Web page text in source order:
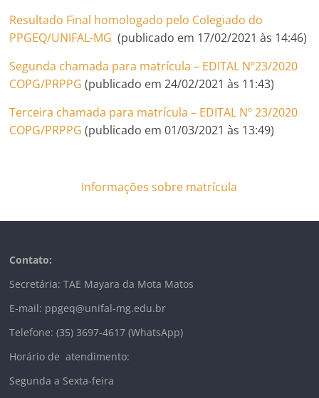
Resultado Final homologado pelo Colegiado do
PPGEQ/UNIFAL-MG (publicado em 17/02/2021 às 14:46)
Segunda chamada para matrícula – EDITAL Nº23/2020
COPG/PRPPG (publicado em 24/02/2021 às 11:43)
Terceira chamada para matrícula – EDITAL Nº 23/2020
COPG/PRPPG (publicado em 01/03/2021 às 13:49)
Informações sobre matrícula
Contato:
Secretária: TAE Mayara da Mota Matos
E-mail: ppgeq@unifal-mg.edu.br
Telefone: (35) 3697-4617 (WhatsApp)
Horário de atendimento:
Segunda a Sexta-feira